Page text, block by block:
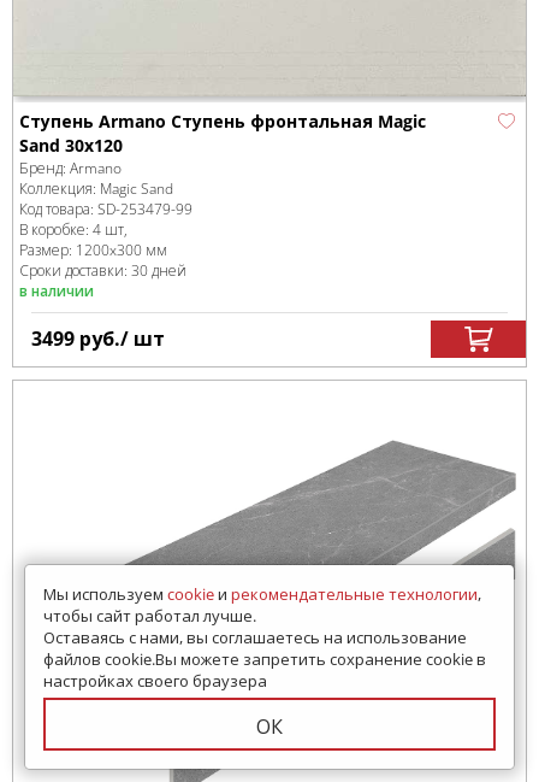
Ступень Armano Ступень фронтальная Magic
Sand 30x120
Бренд: Armano
Коллекция: Magic Sand
Код товара: SD-253479-99
В коробке: 4 шт,
Размер: 1200x300 мм
Сроки доставки: 30 дней
в наличии
3499 руб./ шт
Мы используем cookieи рекомендательные технологии,
чтобы сайт работал лучше.
Оставаясь с нами, вы соглашаетесь на использование
файлов cookie.Вы можете запретить сохранение cookie в
настройках своего браузера
ОК